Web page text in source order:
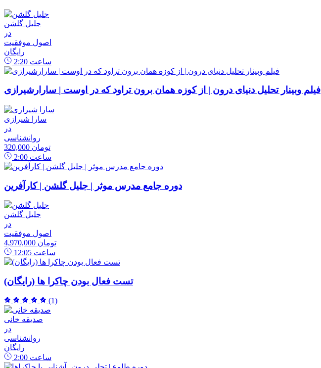
جلیل گلشن
در
اصول موفقیت
رایگان
2:20 ساعت
فیلم وبینار تحلیل دنیای درون | از کوزه همان برون تراود که در اوست | سارارشیرازی
سارا شیرازی
در
روانشناسی
320,000 تومان
2:00 ساعت
دوره جامع مدرس موثر | جلیل گلشن | کارآفرین
جلیل گلشن
در
اصول موفقیت
4,970,000 تومان
12:05 ساعت
تست فعال بودن چاکرا ها (رایگان)
(1)
صدیقه خانی
در
روانشناسی
رایگان
2:00 ساعت